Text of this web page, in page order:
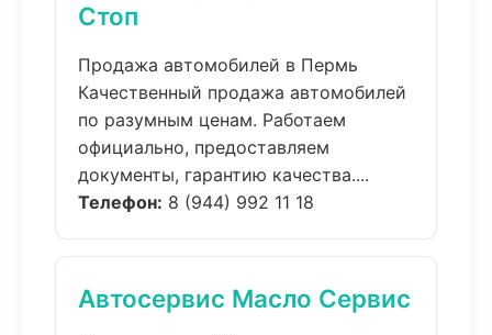
Стоп
Продажа автомобилей в Пермь
Качественный продажа автомобилей
по разумным ценам. Работаем
официально, предоставляем
документы, гарантию качества....
Телефон: 8 (944) 992 11 18
Автосервис Масло Сервис